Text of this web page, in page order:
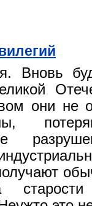
Вновь
они не